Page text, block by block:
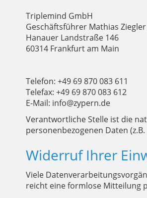
Triplemind GmbH
Geschäftsführer Mathias Ziegler
Hanauer Landstraße 146
60314 Frankfurt am Main
Telefon: +49 69 870 083 611
Telefax: +49 69 870 083 612
E-Mail: info@zypern.de
Verantwortliche Stelle ist die
personenbezogenen Daten
Widerruf Ihrer
Viele
reicht eine formlose Mitteilung